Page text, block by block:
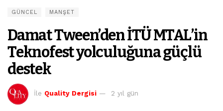
GÜNCEL MANŞET
Damat Tween’den İTÜ MTAL’in
Teknofest yolculuğuna güçlü
destek
İle Quality Dergisi 2 yıl gün